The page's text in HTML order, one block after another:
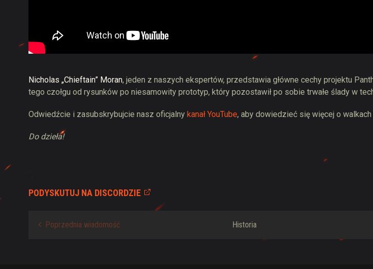
Nicholas „Chieftain” Moran, jeden z naszych ekspertów, przedstawia główne cechy projektu
tego czołgu od rysunków po niesamowity prototyp, który pozostawił po sobie trwałe ślady w
Odwiedźcie i zasubskrybujcie nasz oficjalny kanał YouTube, aby dowiedzieć się więcej o walkach
Do dzieła!
PODYSKUTUJ NA DISCORDZIE
Poprzednia wiadomość Historia